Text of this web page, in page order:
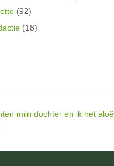
(92)
(18)
mijn dochter en ik het